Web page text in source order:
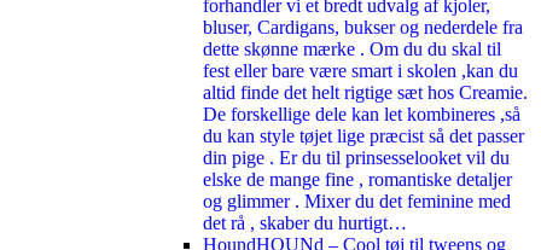
forhandler vi et bredt udvalg af kjoler,
bluser, Cardigans, bukser og nederdele fra
dette skønne mærke . Om du du skal til
fest eller bare være smart i skolen ,kan du
altid finde det helt rigtige sæt hos Creamie.
De forskellige dele kan let kombineres ,så
du kan style tøjet lige præcist så det passer
din pige . Er du til prinsesselooket vil du
elske de mange fine , romantiske detaljer
og glimmer . Mixer du det feminine med
det rå , skaber du hurtigt…
HoundHOUNd – Cool tøj til tweens og